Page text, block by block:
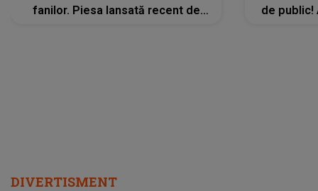
fanilor. Piesa lansată recent de
de public!
DIVERTISMENT